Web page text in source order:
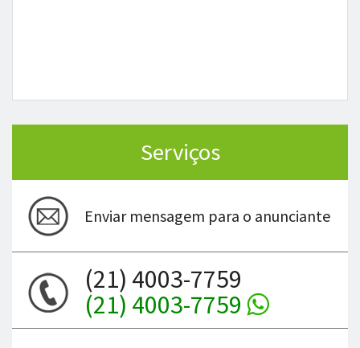
Serviços
Enviar mensagem para o anunciante
(21) 4003-7759
(21) 4003-7759